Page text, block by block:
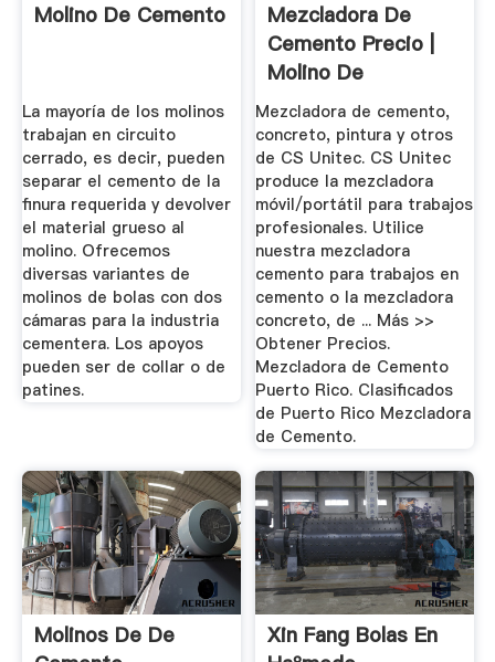
Molino De Cemento
La mayoría de los molinos
trabajan en circuito
cerrado, es decir, pueden
separar el cemento de la
ﬁnura requerida y devolver
el material grueso al
molino. Ofrecemos
diversas variantes de
molinos de bolas con dos
cámaras para la industria
cementera. Los apoyos
pueden ser de collar o de
patines.
Mezcladora De
Cemento Precio |
Molino De
Bolas,Barita ...
Mezcladora de cemento,
concreto, pintura y otros
de CS Unitec. CS Unitec
produce la mezcladora
móvil/portátil para trabajos
profesionales. Utilice
nuestra mezcladora
cemento para trabajos en
cemento o la mezcladora
concreto, de ... Más >>
Obtener Precios.
Mezcladora de Cemento
Puerto Rico. Clasificados
de Puerto Rico Mezcladora
de Cemento.
Molinos De De
Xin Fang Bolas En